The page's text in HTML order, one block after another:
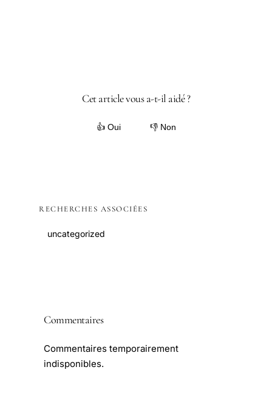
Cet article vous a-t-il aidé ?
👍 Oui 👎 Non
RECHERCHES ASSOCIÉES
uncategorized
Commentaires
Commentaires temporairement
indisponibles.